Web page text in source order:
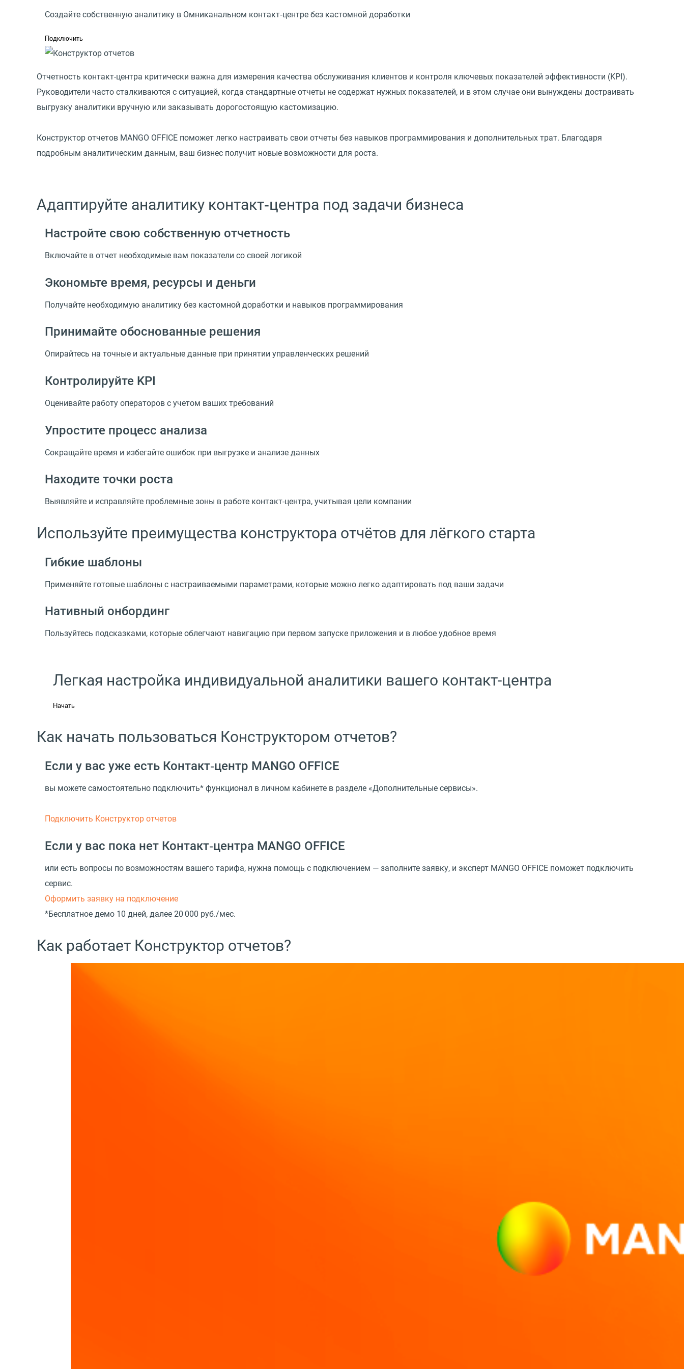
Создайте собственную аналитику в Омниканальном контакт‑центре без кастомной доработки
Подключить
Отчетность контакт-центра критически важна для измерения качества обслуживания клиентов и контроля ключевых показателей эффективности (KPI).
Руководители часто сталкиваются с ситуацией, когда стандартные отчеты не содержат нужных показателей, и в этом случае они вынуждены достраивать
выгрузку аналитики вручную или заказывать дорогостоящую кастомизацию.
Конструктор отчетов MANGO OFFICE поможет легко настраивать свои отчеты без навыков программирования и дополнительных трат. Благодаря
подробным аналитическим данным, ваш бизнес получит новые возможности для роста.
Адаптируйте аналитику контакт‑центра под задачи бизнеса
Настройте свою собственную отчетность
Включайте в отчет необходимые вам показатели со своей логикой
Экономьте время, ресурсы и деньги
Получайте необходимую аналитику без кастомной доработки и навыков программирования
Принимайте обоснованные решения
Опирайтесь на точные и актуальные данные при принятии управленческих решений
Контролируйте KPI
Оценивайте работу операторов с учетом ваших требований
Упростите процесс анализа
Сокращайте время и избегайте ошибок при выгрузке и анализе данных
Находите точки роста
Выявляйте и исправляйте проблемные зоны в работе контакт-центра, учитывая цели компании
Используйте преимущества конструктора отчётов для лёгкого старта
Гибкие шаблоны
Применяйте готовые шаблоны с настраиваемыми параметрами, которые можно легко адаптировать под ваши задачи
Нативный онбординг
Пользуйтесь подсказками, которые облегчают навигацию при первом запуске приложения и в любое удобное время
Легкая настройка индивидуальной аналитики вашего контакт-центра
Начать
Как начать пользоваться Конструктором отчетов?
Если у вас уже есть Контакт‑центр MANGO OFFICE
вы можете самостоятельно подключить* функционал в личном кабинете в разделе «Дополнительные сервисы».
Подключить Конструктор отчетов
Если у вас пока нет Контакт‑центра MANGO OFFICE
или есть вопросы по возможностям вашего тарифа, нужна помощь с подключением — заполните заявку, и эксперт MANGO OFFICE поможет подключить
сервис.
Оформить заявку на подключение
*Бесплатное демо 10 дней, далее 20 000 руб./мес.
Как работает Конструктор отчетов?